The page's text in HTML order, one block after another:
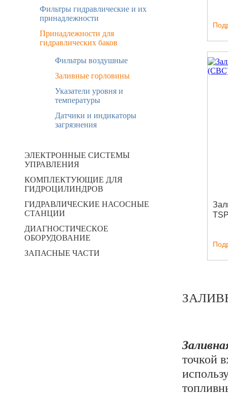
Фильтры гидравлические и их
принадлежности
Принадлежности для
гидравлических баков
Фильтры воздушные
Заливные горловины
Указатели уровня и
температуры
Датчики и индикаторы
загрязнения
ЭЛЕКТРОННЫЕ СИСТЕМЫ
УПРАВЛЕНИЯ
КОМПЛЕКТУЮЩИЕ ДЛЯ
ГИДРОЦИЛИНДРОВ
ГИДРАВЛИЧЕСКИЕ НАСОСНЫЕ
СТАНЦИИ
ДИАГНОСТИЧЕСКОЕ
ОБОРУДОВАНИЕ
ЗАПАСНЫЕ ЧАСТИ
точкой